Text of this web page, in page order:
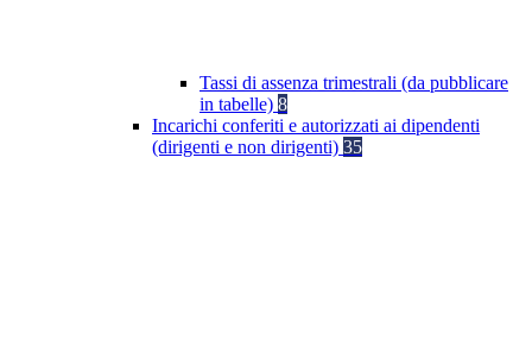
Tassi di assenza trimestrali (da pubblicare
in tabelle) 8
Incarichi conferiti e autorizzati ai dipendenti
(dirigenti e non dirigenti) 35